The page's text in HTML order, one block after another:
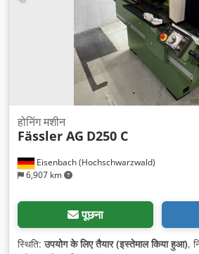
Eisenbach (Hochschwarzwald)
6,907 km
होनिंग मशीन
Fässler AG D250 C
पूछना
स्थिति:उपयोग के लिए तैयार (इस्तेमाल किया हुआ),